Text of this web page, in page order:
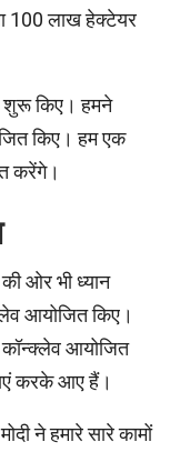
100 लाख हेक्टेयर
शुरू किए। हमने
किए। हम एक
करेंगे।
ओर भी ध्यान
आयोजित किए।
आयोजित
करके आए हैं।
ने हमारे सारे कामों